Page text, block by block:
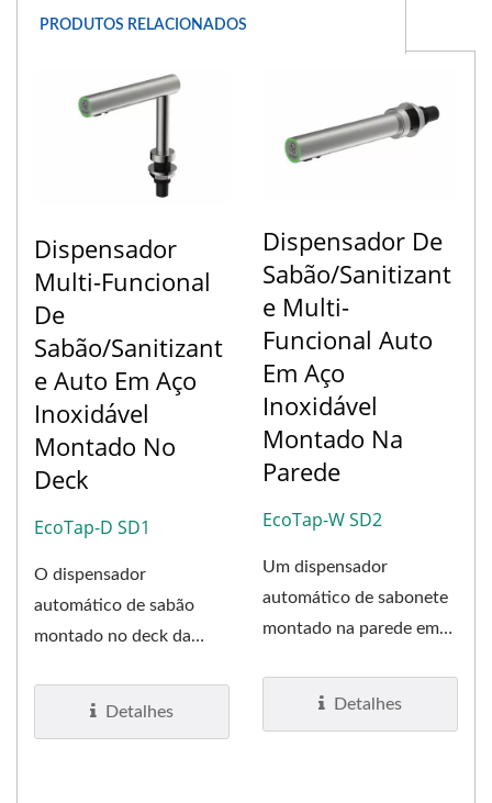
PRODUTOS RELACIONADOS
Dispensador
Multi-Funcional
De
Sabão/Sanitizant
E Auto Em Aço
Inoxidável
Montado No
Deck
EcoTap-D SD1
O dispensador
automático de sabão
montado no deck da
Detalhes
Dispensador De
Sabão/Sanitizant
E Multi-
Funcional Auto
Em Aço
Inoxidável
Montado Na
Parede
EcoTap-W SD2
Um dispensador
automático de sabonete
montado na parede em
Detalhes